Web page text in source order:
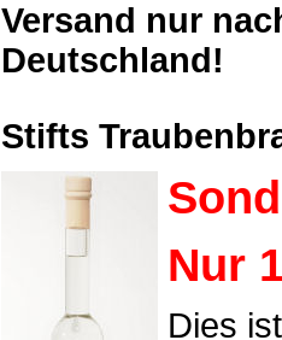
Versand nur
Deutschland!
Stifts
Nur
Dies